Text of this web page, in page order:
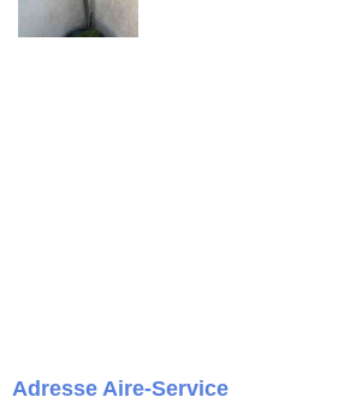
Adresse Aire-Service